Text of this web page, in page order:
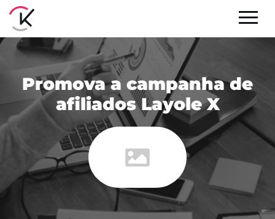
Promova a campanha de
afiliados Layole X